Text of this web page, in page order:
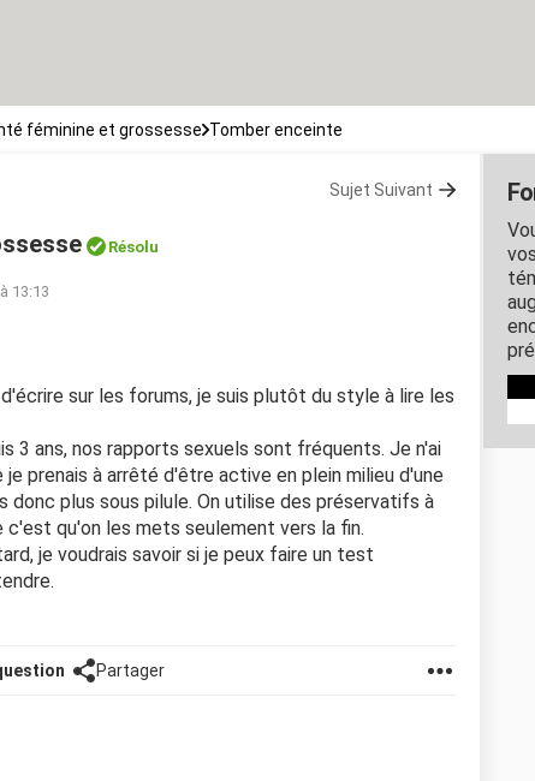
féminine et grossesse Tomber enceinte
Sujet Suivant
Résolu
13:13
sur les forums, je suis plutôt du style à lire les
3 ans, nos rapports sexuels sont fréquents. Je n'ai
prenais à arrêté d'être active en plein milieu d'une
donc plus sous pilule. On utilise des préservatifs à
c'est qu'on les mets seulement vers la fin.
je voudrais savoir si je peux faire un test
Partager